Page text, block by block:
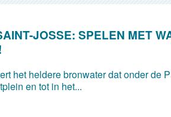
JOSSE: SPELEN MET
het heldere bronwater dat onder de
en tot in het...